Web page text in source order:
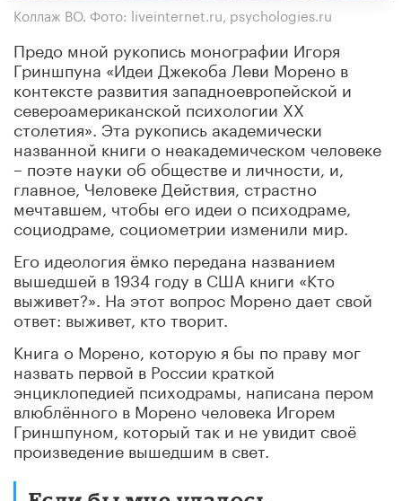
Коллаж ВО. Фото: liveinternet.ru, psychologies.ru
Предо мной рукопись монографии Игоря
Гриншпуна «Идеи Джекоба Леви Морено в
контексте развития западноевропейской и
североамериканской психологии ХХ
столетия». Эта рукопись академически
названной книги о неакадемическом человеке
– поэте науки об обществе и личности, и,
главное, Человеке Действия, страстно
мечтавшем, чтобы его идеи о психодраме,
социодраме, социометрии изменили мир.
Его идеология ёмко передана названием
вышедшей в 1934 году в США книги «Кто
выживет?». На этот вопрос Морено дает свой
ответ: выживет, кто творит.
Книга о Морено, которую я бы по праву мог
назвать первой в России краткой
энциклопедией психодрамы, написана пером
влюблённого в Морено человека Игорем
Гриншпуном, который так и не увидит своё
произведение вышедшим в свет.